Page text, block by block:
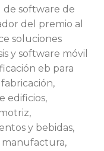
de software de
del premio al
soluciones
y software móvil
eb para
edificios,
y bebidas,